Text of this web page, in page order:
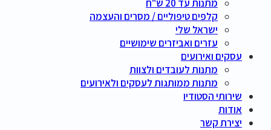
מתנות עד 20 ש"ח
קלפים טיפוליים / מסרים והעצמה
ישראל שלי
עזרים ואביזרים שימושיים
עסקים ואירועים
מתנות לעובדים ולצוות
מתנות ממותגות לעסקים ולאירועים
שירותי הסטודיו
אודות
יצירת קשר